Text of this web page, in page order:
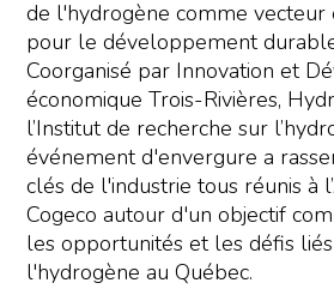
de l'hydrogène comme vecteur
pour le développement
Coorganisé par Innovation et
économique Trois-Rivières,
l’Institut de recherche sur
événement d'envergure a
clés de l'industrie tous réunis à
Cogeco autour d'un objectif
les opportunités et les défis
l'hydrogène au Québec.